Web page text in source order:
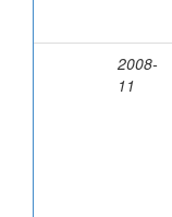
2008-
11